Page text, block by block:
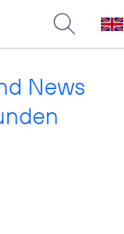
News